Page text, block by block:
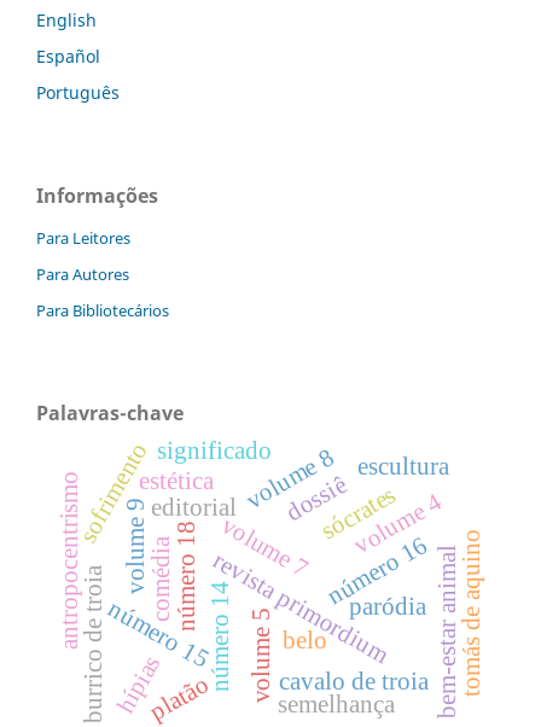
English
Español
Português
Informações
Para Leitores
Para Autores
Para Bibliotecários
Palavras-chave
editorial
volume 7
número 14
revista primordium
volume 9 número 18
volume 8
número 16
número 15 volume 5 cavalo de troia
burrico de troia comédia paródia
volume 4
platão
sócrates
hípias
belo
antropocentrismo bem-estar animal
sofrimento dossiê
estética
tomás de aquino
significado
escultura
semelhança